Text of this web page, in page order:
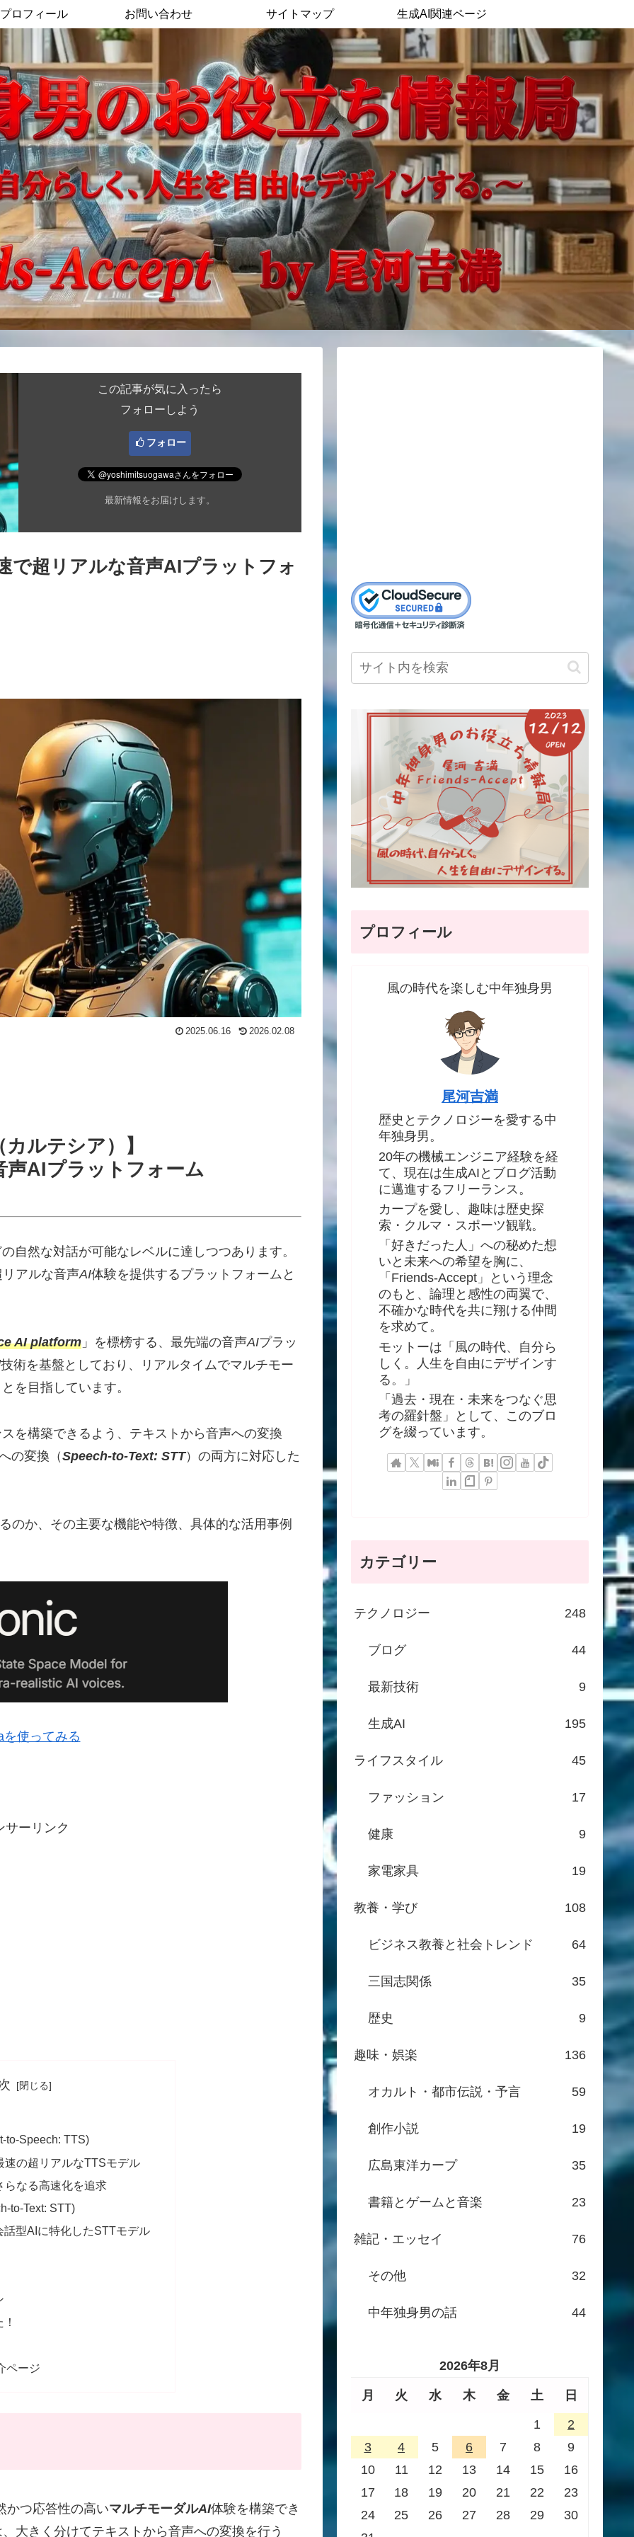
ロフィール お問い合わせ サイトマップ 生成AI関連ページ
この記事が気に入ったら
フォローしよう
フォロー
最新情報をお届けします。
で超リアルな音声AIプラットフォ
2025.06.16 2026.02.08
ルテシア）】
声AIプラットフォーム
自然な対話が可能なレベルに達しつつあります。
アルな音声AI体験を提供するプラットフォームと
AI platform 」を標榜する、最先端の音声AIプラッ
技術を基盤としており、リアルタイムでマルチモー
を目指しています。
を構築できるよう、テキストから音声への変換
の変換（Speech-to-Text: STT）の両方に対応した
のか、その主要な機能や特徴、具体的な活用事例
を使ってみる
サーリンク
to-Speech: TTS)
の超リアルなTTSモデル
なる高速化を追求
to-Text: STT)
型AIに特化したSTTモデル
ページ
かつ応答性の高いマルチモーダルAI体験を構築でき
大きく分けてテキストから音声への変換を行う
プロフィール
風の時代を楽しむ中年独身男
尾河吉満
歴史とテクノロジーを愛する中
年独身男。
20年の機械エンジニア経験を経
て、現在は生成AIとブログ活動
に邁進するフリーランス。
カープを愛し、趣味は歴史探
索・クルマ・スポーツ観戦。
「好きだった人」への秘めた想
いと未来への希望を胸に、
「Friends-Accept」という理念
のもと、論理と感性の両翼で、
不確かな時代を共に翔ける仲間
を求めて。
モットーは「風の時代、自分ら
しく。人生を自由にデザインす
る。」
「過去・現在・未来をつなぐ思
考の羅針盤」として、このブロ
グを綴っています。
カテゴリー
テクノロジー 248
ブログ 44
最新技術 9
生成AI 195
ライフスタイル 45
ファッション 17
健康 9
家電家具 19
教養・学び 108
ビジネス教養と社会トレンド 64
三国志関係 35
歴史 9
趣味・娯楽 136
オカルト・都市伝説・予言 59
創作小説 19
広島東洋カープ 35
書籍とゲームと音楽 23
雑記・エッセイ 76
その他 32
中年独身男の話 44
2026年8月
月 火 水 木 金 土 日
1
2
3
4 5 6 7 8
9
10
11 12 13 14 15
16
17
18 19 20 21 22
23
24
25 26 27 28 29
30